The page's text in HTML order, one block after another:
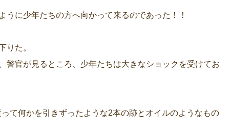
に少年たちの方へ向かって来るのであった！！
りた。
警官が見るところ、少年たちは大きなショックを受けてお
て何かを引きずったような2本の跡とオイルのようなもの